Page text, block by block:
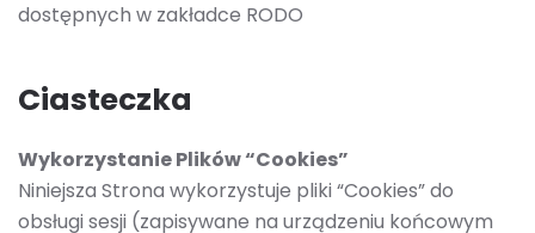
dostępnych w zakładce RODO
Ciasteczka
Wykorzystanie Plików “Cookies”
Niniejsza Strona wykorzystuje pliki “Cookies” do
obsługi sesji (zapisywane na urządzeniu końcowym